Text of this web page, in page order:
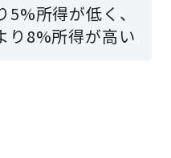
所得が低く、
り8%所得が高い